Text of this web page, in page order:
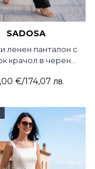
SADOSA
ленен панталон с
крачол в черен
€/174,07 лв.